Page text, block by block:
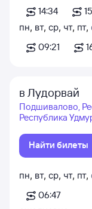
14:34
пн, вт, ср, чт, пт,
09:21
в Лудорвай
Подшивалово,
Республика
Найти билеты
пн, вт, ср, чт, пт,
06:47